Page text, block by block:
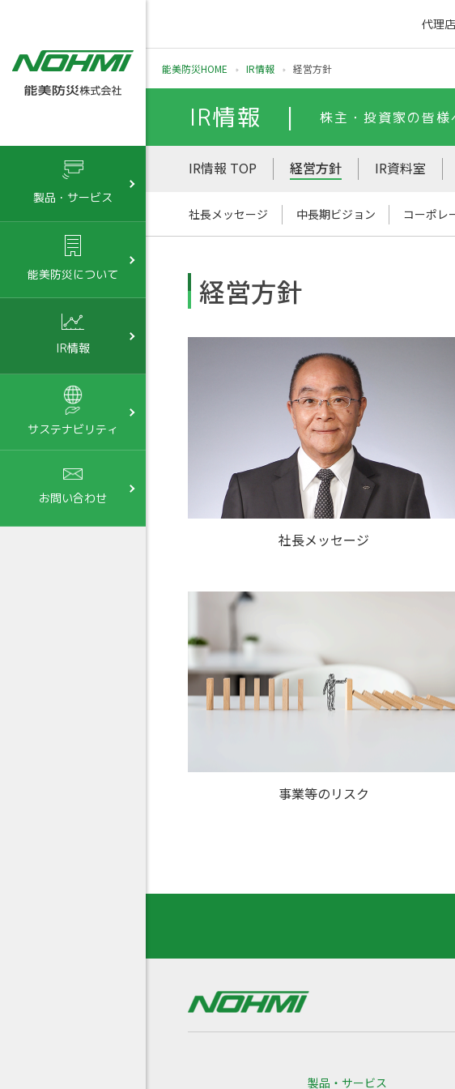
代理
製品・サービス
能美防災について
IR情報
サステナビリティ
お問い合わせ
能美防災HOME IR情報 経営方針
IR情報 | 株主・投資家の皆様
IR情報 TOP 経営方針 IR資料室
社長メッセージ 中長期ビジョン コーポレ
経営方針
社長メッセージ
事業等のリスク
製品・サービス